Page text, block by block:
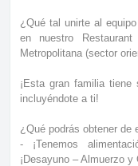
¿Qué tal unirte al
en nuestro
Metropolitana (sector
¡Esta gran familia
incluyéndote a ti!
¿Qué podrás obtener de
- ¡Tenemos
¡Desayuno – Almuerzo y